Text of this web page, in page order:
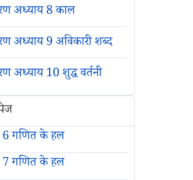
अध्याय 8 काल
अध्याय 9 अविकारी शब्द
अध्याय 10 शुद्ध वर्तनी
6 गणित के हल
7 गणित के हल